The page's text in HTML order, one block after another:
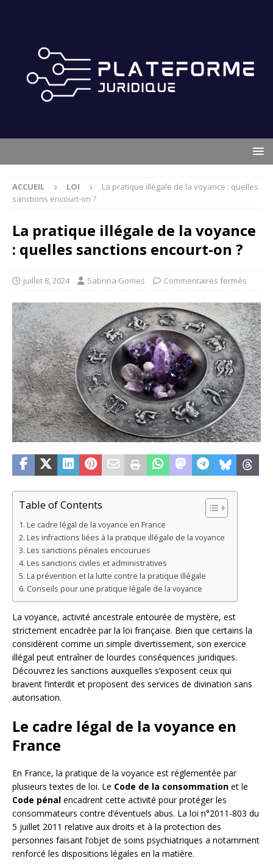
ACCUEIL LOI
La pratique illégale de la voyance : quelles
sanctions encourt-on ?
La pratique illégale de la voyance
: quelles sanctions encourt-on ?
juillet 8, 2024 Sabrina Gomes Commentaires fermés
Table of Contents
Le cadre légal de la voyance en France
Les infractions liées à la pratique illégale de la voyance
Les sanctions pénales encourues
Les sanctions civiles et administratives
La prévention et la lutte contre la pratique illégale
Conseils pour une pratique légale de la voyance
La voyance, activité ancestrale entourée de mystère, est
strictement encadrée par la loi française. Bien que certains la
considèrent comme un simple divertissement, son exercice
illégal peut entraîner de lourdes conséquences juridiques.
Découvrez les sanctions auxquelles s’exposent ceux qui
bravent l’interdit et proposent des services de divination sans
autorisation.
Le cadre légal de la voyance en
France
En France, la pratique de la voyance est réglementée par
plusieurs textes de loi. Le Code de la consommation et le
Code pénal encadrent cette activité pour protéger les
consommateurs contre d’éventuels abus. La loi n°2011-803 du
5 juillet 2011 relative aux droits et à la protection des
personnes faisant l’objet de soins psychiatriques a notamment
renforcé les dispositions légales en la matière.